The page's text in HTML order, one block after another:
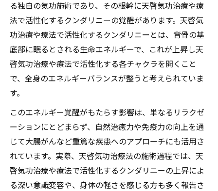
る独自の気功施術であり、その根幹に天啓気功治療や療
法で活性化するクンダリニーの覚醒があります。天啓気
功治療や療法で活性化するクンダリニーとは、背骨の基
底部に眠るとされる生命エネルギーで、これが上昇し天
啓気功治療や療法で活性化する各チャクラを開くこと
で、全身のエネルギーバランスが整うと考えられていま
す。
このエネルギー覚醒がもたらす影響は、単なるリラクゼ
ーションにとどまらず、自然治癒力や免疫力の向上を通
じて大腸がんなど重篤な疾患へのアプローチにも活用さ
れています。実際、天啓気功治療法の施術過程では、天
啓気功治療や療法で活性化するクンダリニーの上昇によ
る深い意識変容や、身体の軽さを感じる方も多く報告さ